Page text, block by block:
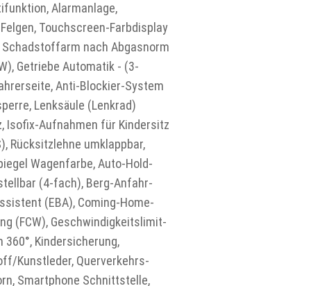
Alarmanlage,
Touchscreen-Farbdisplay
nach Abgasnorm
Getriebe Automatik - (3-
Anti-Blockier-System
Lenksäule (Lenkrad)
Isofix-Aufnahmen für Kindersitz
Rücksitzlehne umklappbar,
Wagenfarbe, Auto-Hold-
(4-fach), Berg-Anfahr-
(EBA), Coming-Home-
(FCW), Geschwindigkeitslimit-
Kindersicherung,
Kunstleder, Querverkehrs-
Smartphone Schnittstelle,